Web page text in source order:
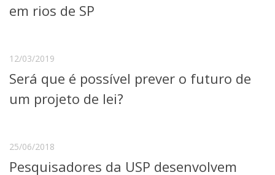
Segurança, Trânsito e Prevenção
RH, Administrativo e Financeiro
Outros serviços
Comunicação
Jornal da USP
Agenda de Eventos
em rios de SP
12/03/2019
Será que é possível prever o futuro de
um projeto de lei?
25/06/2018
Pesquisadores da USP desenvolvem